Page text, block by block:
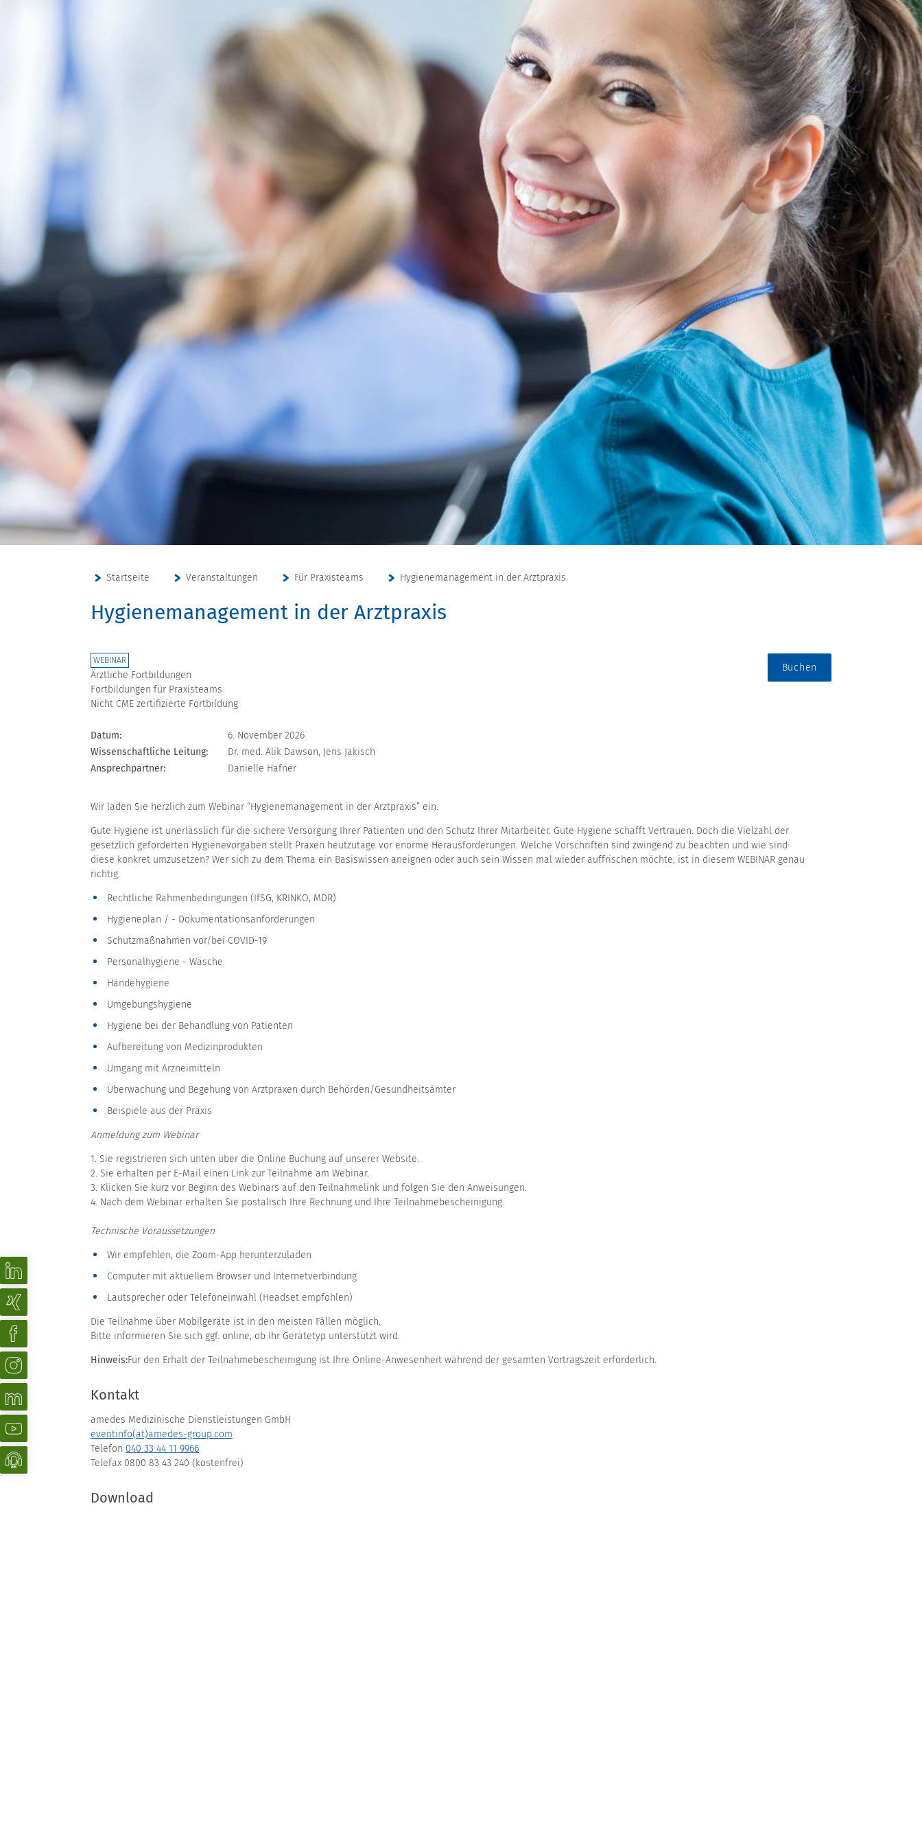
Startseite Veranstaltungen Für Praxisteams Hygienemanagement in der Arztpraxis
Hygienemanagement in der Arztpraxis
WEBINAR
Ärztliche Fortbildungen
Fortbildungen für Praxisteams
Nicht CME zertifizierte Fortbildung
Buchen
Datum:
6. November 2026
Wissenschaftliche Leitung:
Dr. med. Alik Dawson, Jens Jakisch
Ansprechpartner:
Danielle Hafner
Wir laden Sie herzlich zum Webinar “Hygienemanagement in der Arztpraxis” ein.
Gute Hygiene ist unerlässlich für die sichere Versorgung Ihrer Patienten und den Schutz Ihrer Mitarbeiter. Gute Hygiene schafft Vertrauen. Doch die Vielzahl der
gesetzlich geforderten Hygienevorgaben stellt Praxen heutzutage vor enorme Herausforderungen. Welche Vorschriften sind zwingend zu beachten und wie sind
diese konkret umzusetzen? Wer sich zu dem Thema ein Basiswissen aneignen oder auch sein Wissen mal wieder auffrischen möchte, ist in diesem WEBINAR genau
richtig.
Rechtliche Rahmenbedingungen (IfSG, KRINKO, MDR)
Hygieneplan / - Dokumentationsanforderungen
Schutzmaßnahmen vor/bei COVID-19
Personalhygiene - Wäsche
Händehygiene
Umgebungshygiene
Hygiene bei der Behandlung von Patienten
Aufbereitung von Medizinprodukten
Umgang mit Arzneimitteln
Überwachung und Begehung von Arztpraxen durch Behörden/Gesundheitsämter
Beispiele aus der Praxis
Anmeldung zum Webinar
1. Sie registrieren sich unten über die Online Buchung auf unserer Website.
2. Sie erhalten per E-Mail einen Link zur Teilnahme am Webinar.
3. Klicken Sie kurz vor Beginn des Webinars auf den Teilnahmelink und folgen Sie den Anweisungen.
4. Nach dem Webinar erhalten Sie postalisch Ihre Rechnung und Ihre Teilnahmebescheinigung.
Technische Voraussetzungen
Wir empfehlen, die Zoom-App herunterzuladen
Computer mit aktuellem Browser und Internetverbindung
Lautsprecher oder Telefoneinwahl (Headset empfohlen)
Die Teilnahme über Mobilgeräte ist in den meisten Fällen möglich.
Bitte informieren Sie sich ggf. online, ob Ihr Gerätetyp unterstützt wird.
Hinweis:Für den Erhalt der Teilnahmebescheinigung ist Ihre Online-Anwesenheit während der gesamten Vortragszeit erforderlich.
Kontakt
amedes Medizinische Dienstleistungen GmbH
eventinfo(at)amedes-group.com
Telefon 040 33 44 11 9966
Telefax 0800 83 43 240 (kostenfrei)
Download